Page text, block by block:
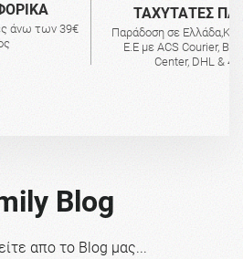
άνω των 39€
ΤΑΧΥΤΑΤΕΣ
Παράδοση σε
Ε.Ε με ACS Courier,
Center, DHL &
Blog
απο το Blog μας...